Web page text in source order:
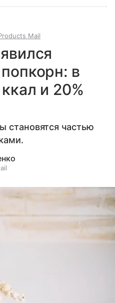
Mail
в
и 20%
становятся частью